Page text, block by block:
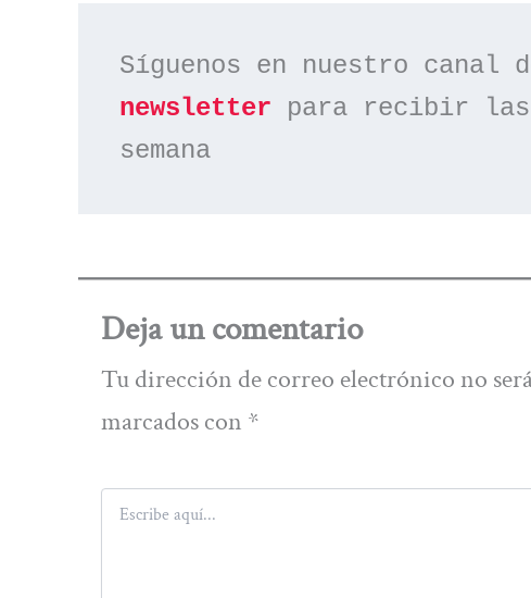
Síguenos en nuestro canal
newsletter para recibir
semana
Deja un comentario
Tu dirección de correo electrónico no
marcados con *
Escribe
aquí...